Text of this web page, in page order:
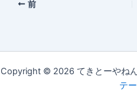
前
Copyright © 2026 てきとーやね
テ